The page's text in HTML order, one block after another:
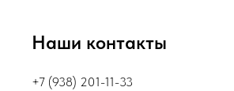
Наши контакты
+7 (938) 201-11-33